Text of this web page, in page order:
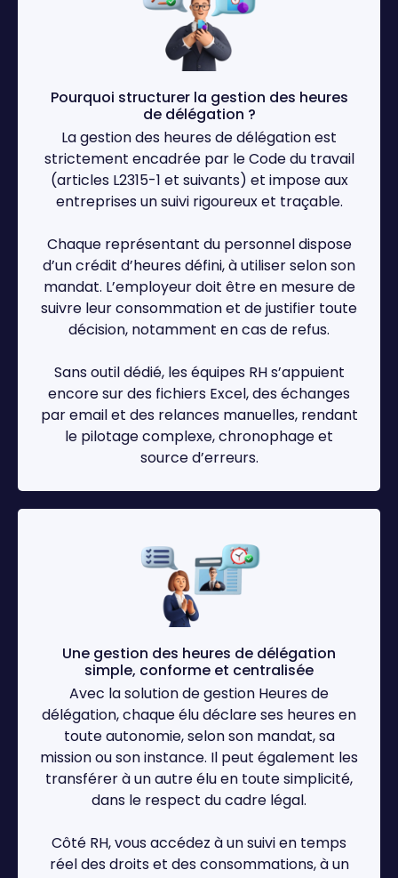
Pourquoi structurer la gestion des heures
de délégation ?
La gestion des heures de délégation est
strictement encadrée par le Code du travail
(articles L2315-1 et suivants) et impose aux
entreprises un suivi rigoureux et traçable.
Chaque représentant du personnel dispose
d’un crédit d’heures défini, à utiliser selon son
mandat. L’employeur doit être en mesure de
suivre leur consommation et de justifier toute
décision, notamment en cas de refus.
Sans outil dédié, les équipes RH s’appuient
encore sur des fichiers Excel, des échanges
par email et des relances manuelles, rendant
le pilotage complexe, chronophage et
source d’erreurs.
Une gestion des heures de délégation
simple, conforme et centralisée
Avec la solution de gestion Heures de
délégation, chaque élu déclare ses heures en
toute autonomie, selon son mandat, sa
mission ou son instance. Il peut également les
transférer à un autre élu en toute simplicité,
dans le respect du cadre légal.
Côté RH, vous accédez à un suivi en temps
réel des droits et des consommations, à un